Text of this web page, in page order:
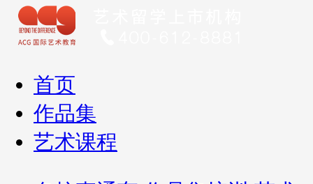
首页
作品集
艺术课程